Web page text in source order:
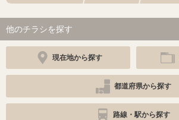
他のチラシを探す
現在地から探す
都道府県から探す
路線・駅から探す